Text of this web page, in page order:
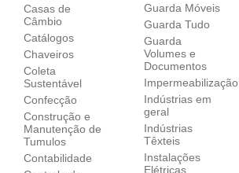
Casas de
Câmbio
Catálogos
Chaveiros
Coleta
Sustentável
Confecção
Construção e
Manutenção de
Tumulos
Contabilidade
Guarda Móveis
Guarda Tudo
Guarda
Volumes e
Documentos
Impermeabilização
Indústrias em
geral
Indústrias
Têxteis
Instalações
Elétricas